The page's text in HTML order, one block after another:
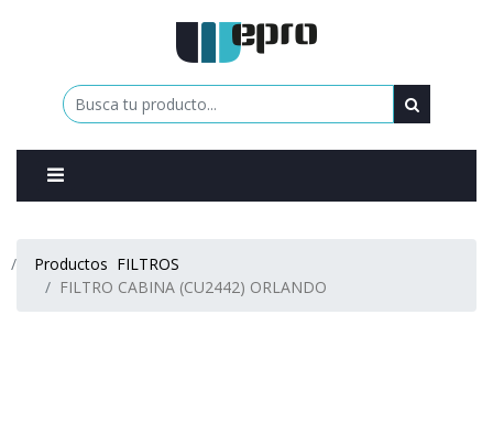
Productos FILTROS
FILTRO CABINA (CU2442) ORLANDO